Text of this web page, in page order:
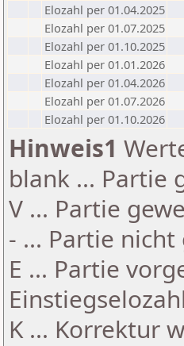
Elozahl per 01.04.2025
Elozahl per 01.07.2025
Elozahl per 01.10.2025
Elozahl per 01.01.2026
Elozahl per 01.04.2026
Elozahl per 01.07.2026
Elozahl per 01.10.2026
Hinweis1
blank ... Partie
V ... Partie
- ... Partie
E ... Partie
K ... Korrektur